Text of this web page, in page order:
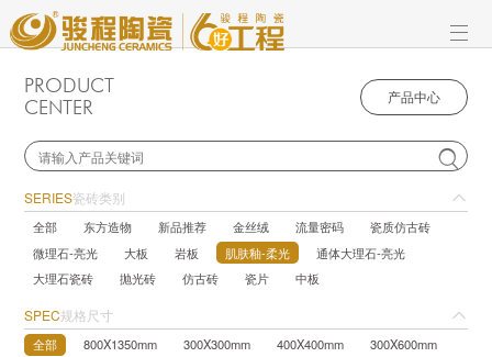
PRODUCT
CENTER
产品中心

SERIES瓷砖类别
全部 东方造物 新品推荐 金丝绒 流量密码
瓷质仿古砖
微理石-亮光
大板 岩板 肌肤釉-柔光
通体大理石-亮光
大理石瓷砖
抛光砖 仿古砖 瓷片 中板
SPEC规格尺寸
全部 800X1350mm 300X300mm 400X400mm
300X600mm